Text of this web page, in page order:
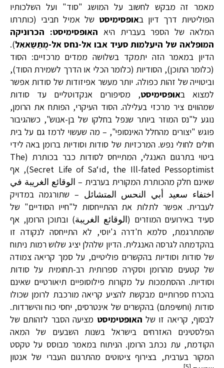
מאמר זה מבקש לחשוב על המושג "סוד" ועל השלכותיו
הפוליטיות דרך דיון באופסימיסט של אמיל חביבי (כותרתו
המלאה של הספר בעברית היא האופסימיסט: הכרוניקה
המופלאה של היעלמות סעיד אבו אל-נחס אל-מֻתַשַאאִל).
הדיון במאמר הזה יתמקד בשלושה ממדים מרכזיים: הסוד
(כלומר התוכן), הסודיות (כלומר הכלי או הדרך לשמירת הסוד),
וביטוייה של זהות כפולה. יותר מעשר אפיזודות של סודות אפשר
למצוא באופסימיסט, מסיפורים אנקדוטליים עד סודות
שמהווים ציר מרכזי בעלילה. הסוד העיקרי, הפותח את הרומן,
נוגע ל"נס המוזר ביותר שנפל בחלקו של בן-אנוש", כשהגיבור
פוגש "יצורים מהחלל האינסופי", – מה שעשוי לרמז גם על בית
חולים לחולי נפש. המרכזיות של סודות וסודיוּת ברומן באה לידי
ביטוי בתרגום האנגלי, המתייחס לסודות כבר בכותרת (The
Secret Life of Sa‘ıd, the Ill-fated Pessoptimist), אף
שאינם חלק מהכותרת המקורית בערבית – الوقائع الغريبة في
اختفاء سعيد أبي النحس المتشائل – שתורגמה במדויק
לעברית. אפשר לתלות את ההתייחסות ל"חייו הסודיים" של
סעיד באירועים המוזרים (الوقائع الغريبة) ובתוכן הרומן, אף
שהמתרגמת, סלמא ח'דרה ג'יוסי, לא התייחסה לנקודה זו
בהקדמתה לגרסה האנגלית. הדיון שלהלן יציג שלוש רמות ניתוח
של סודות וסודיות בהקשרים פוליטיים, על סמך קריאה צמודה
של קטעים מהרומן וסקירה ספרותית רב-תחומית על סודות
וסודיות. ההסתמכות על מקורות פילוסופיים תיאורטיים שאינם
בהכרח ספרותיים מבקשת להציע קריאה מורכבת לרומן שכולו
סודות (וחשיפתם) בהקשרים של אינטרסים, יחסי כוח והישרדות.
לבסוף, קריאה זו של האופטימיסט מציעה הסבר לזהותם של
הפלסטינים האזרחים בישראל בשנות השבעים של המאה
הקודמת, עת נכתב הרומן. הניתוח במאמר מבוסס על טקסט
המקור בערבית, בצירוף ציטוטים מהתרגום העברי של אנטון